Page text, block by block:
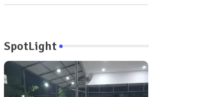
Seksual Kembali
SpotLight